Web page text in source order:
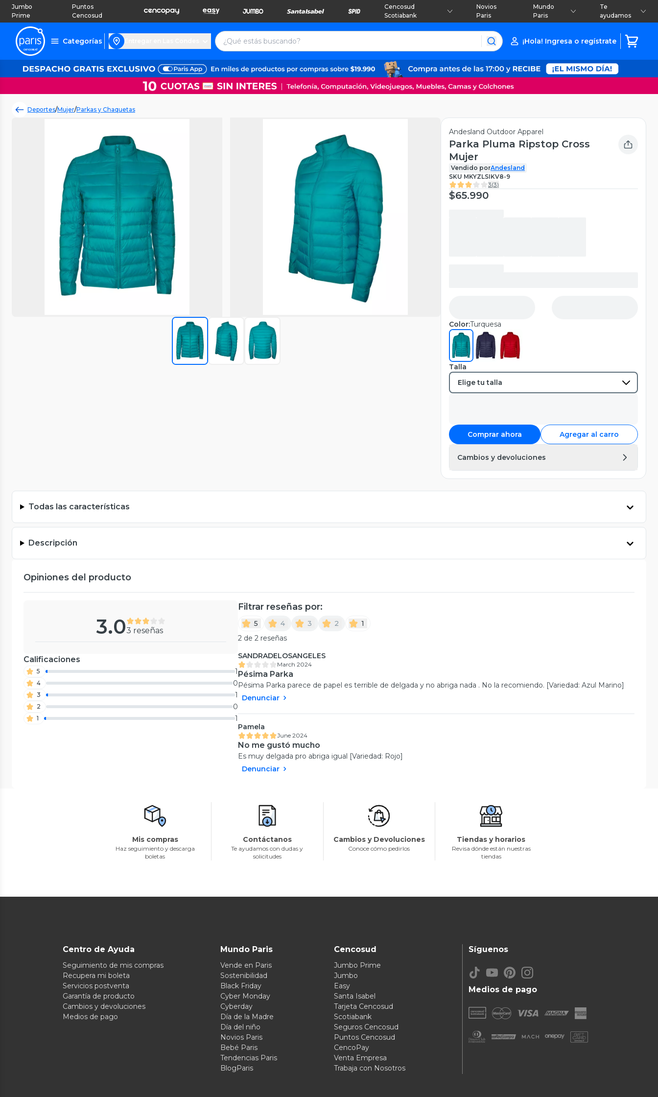
Jumbo
Prime
Puntos
Cencosud
Cencosud
Scotiabank
Novios
Paris
Mundo
Paris
Te
ayudamos
Categorías ¡Hola! Ingresa o regístrate
Deportes/Mujer/Parkas y Chaquetas
Andesland Outdoor Apparel
Parka Pluma Ripstop Cross
Mujer
Vendido porAndesland
SKU MKYZLSIKV8-9
3(3)
$65.990
Color:Turquesa
Talla
Comprar ahora Agregar al carro
Cambios y devoluciones
Todas las características
Descripción
Opiniones del producto
3.03 reseñas
Calificaciones
5 1
4 0
3 1
2 0
1 1
Filtrar reseñas por:
5 4 3 2
1
2 de 2 reseñas
SANDRADELOSANGELES
March 2024
Pésima Parka
Pésima Parka parece de papel es terrible de delgada y no abriga nada . No la recomiendo. [Variedad: Azul Marino]
Denunciar
Pamela
June 2024
No me gustó mucho
Es muy delgada pro abriga igual [Variedad: Rojo]
Denunciar
Mis compras
Haz seguimiento y descarga
boletas
Contáctanos
Te ayudamos con dudas y
solicitudes
Cambios y Devoluciones
Conoce cómo pedirlos
Tiendas y horarios
Revisa dónde están nuestras
tiendas
Centro de Ayuda
Seguimiento de mis compras
Recupera mi boleta
Servicios postventa
Garantía de producto
Cambios y devoluciones
Medios de pago
Mundo Paris
Vende en Paris
Sostenibilidad
Black Friday
Cyber Monday
Cyberday
Día de la Madre
Día del niño
Novios Paris
Bebé Paris
Tendencias Paris
BlogParis
Cencosud
Jumbo Prime
Jumbo
Easy
Santa Isabel
Tarjeta Cencosud
Scotiabank
Seguros Cencosud
Puntos Cencosud
CencoPay
Venta Empresa
Trabaja con Nosotros
Medios de pago
Síguenos